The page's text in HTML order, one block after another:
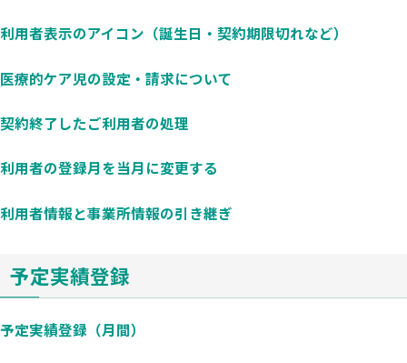
利用者表示のアイコン（誕生日・契約期限切れなど）
医療的ケア児の設定・請求について
契約終了したご利用者の処理
利用者の登録月を当月に変更する
利用者情報と事業所情報の引き継ぎ
予定実績登録
予定実績登録（月間）